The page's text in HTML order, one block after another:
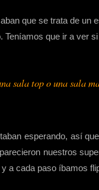
que se trata de
Teníamos que ir a ver
sala top o una sala
esperando, así
nuestros
a cada paso íbamos